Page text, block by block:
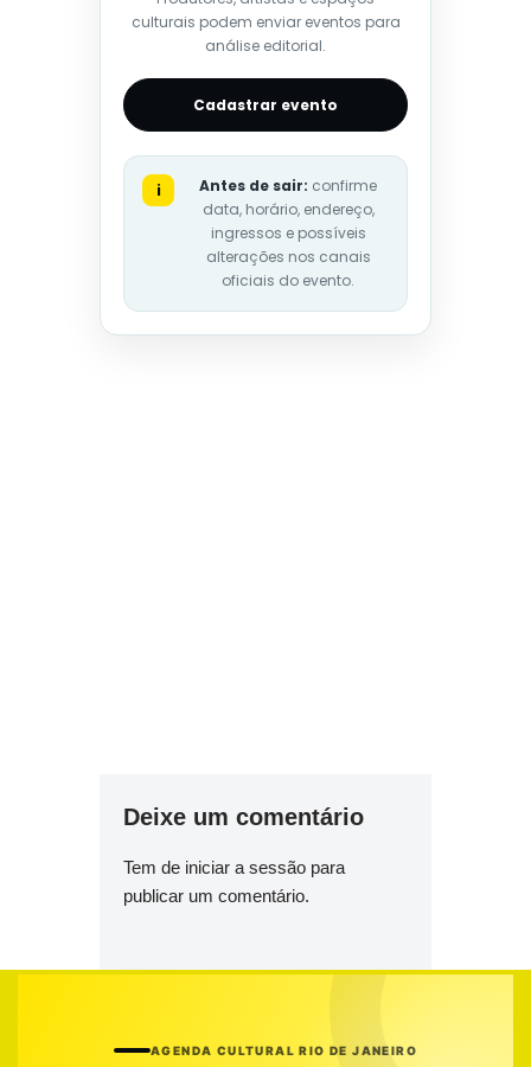
culturais podem enviar eventos para
análise editorial.
Cadastrar evento
i Antes de sair: confirme
data, horário, endereço,
ingressos e possíveis
alterações nos canais
oficiais do evento.
Deixe um comentário
Tem de iniciar a sessão para
publicar um comentário.
AGENDA CULTURAL RIO DE JANEIRO